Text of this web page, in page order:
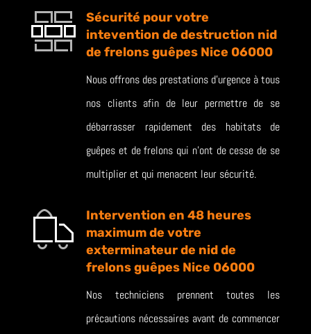
Sécurité pour votre
intevention de destruction nid
de frelons guêpes Nice 06000
Nous offrons des prestations d’urgence à tous
nos clients afin de leur permettre de se
débarrasser rapidement des habitats de
guêpes et de frelons qui n’ont de cesse de se
multiplier et qui menacent leur sécurité.
Intervention en 48 heures
maximum de votre
exterminateur de nid de
frelons guêpes Nice 06000
Nos techniciens prennent toutes les
précautions nécessaires avant de commencer